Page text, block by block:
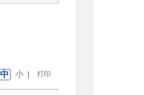
中 小 | 打印